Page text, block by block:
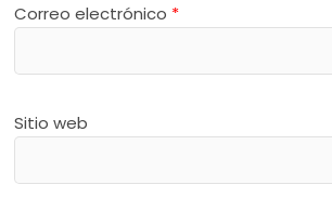
Correo electrónico *
Sitio web